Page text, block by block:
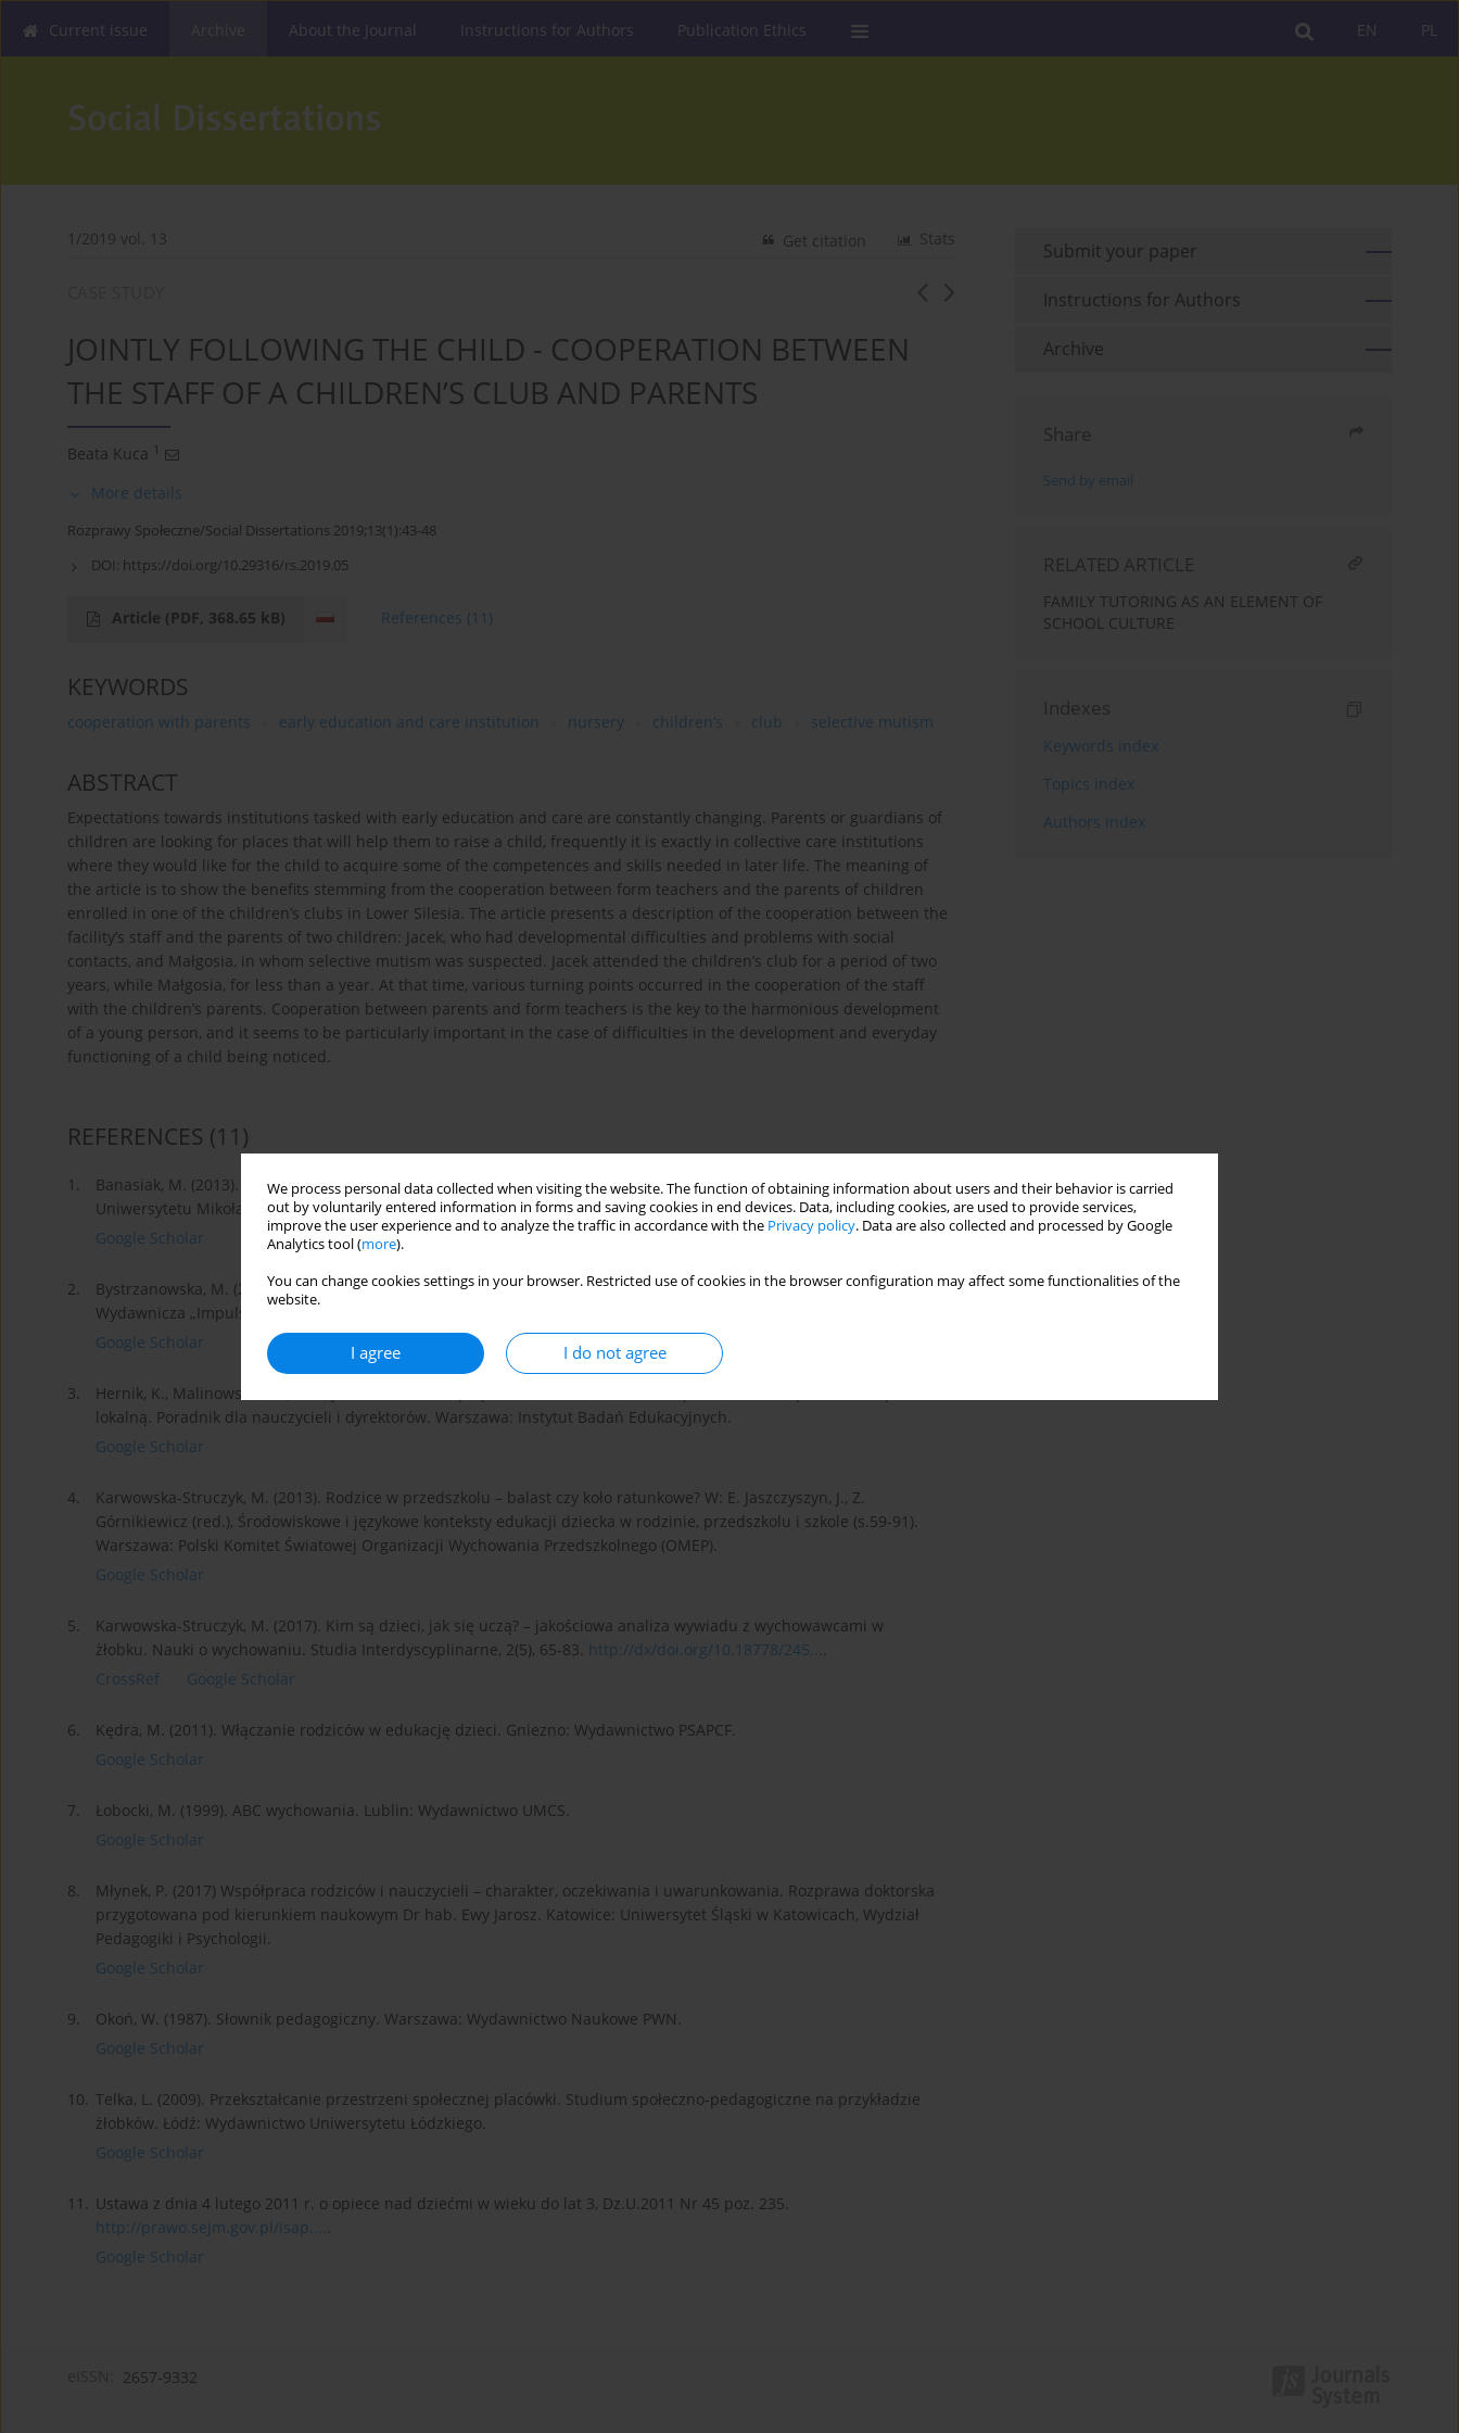
We process personal data collected when visiting the website. The function of obtaining information about users and their behavior is carried
out by voluntarily entered information in forms and saving cookies in end devices. Data, including cookies, are used to provide services,
improve the user experience and to analyze the traffic in accordance with the Privacy policy. Data are also collected and processed by Google
Analytics tool (more).
You can change cookies settings in your browser. Restricted use of cookies in the browser configuration may affect some functionalities of the
website.
I agree I do not agree
PL
EN
Current issue About the Journal Instructions for Authors Publication Ethics
1/2019 vol. 13 Stats
Get citation
JOINTLY FOLLOWING THE CHILD - COOPERATION BETWEEN
THE STAFF OF A CHILDREN’S CLUB AND PARENTS
Beata Kuca 1
More details
Rozprawy Społeczne/Social Dissertations 2019;13(1):43-48
DOI: https://doi.org/10.29316/rs.2019.05
Article (PDF, 368.65 kB) References (11)
KEYWORDS
cooperation with parents early education and care institution nursery children’s club selective mutism
ABSTRACT
Expectations towards institutions tasked with early education and care are constantly changing. Parents or guardians of
children are looking for places that will help them to raise a child, frequently it is exactly in collective care institutions
where they would like for the child to acquire some of the competences and skills needed in later life. The meaning of
the article is to show the benefits stemming from the cooperation between form teachers and the parents of children
enrolled in one of the children’s clubs in Lower Silesia. The article presents a description of the cooperation between the
facility’s staff and the parents of two children: Jacek, who had developmental difficulties and problems with social
contacts, and Małgosia, in whom selective mutism was suspected. Jacek attended the children’s club for a period of two
years, while Małgosia, for less than a year. At that time, various turning points occurred in the cooperation of the staff
with the children’s parents. Cooperation between parents and form teachers is the key to the harmonious development
of a young person, and it seems to be particularly important in the case of difficulties in the development and everyday
functioning of a child being noticed.
REFERENCES (11)
1.
Banasiak, M. (2013). Współpraca rodziców ze szkołą w kontekście reformy edukacji w Polsce, Toruń: Repozytorium
Uniwersytetu Mikołaja Kopernika. Pobrane z:https://repozytorium.umk.pl/bi....
Google Scholar
2.
Bystrzanowska, M. (2017). Mutyzm wybiórczy – Poradnik dla rodziców, nauczycieli i specjalistów, Kraków: Oficyna
Wydawnicza „Impuls”.
Google Scholar
3.
Hernik, K., Malinowska, K. (2015) Jak skutecznie współpracować i komunikować się z rodzicami i społecznością
lokalną. Poradnik dla nauczycieli i dyrektorów. Warszawa: Instytut Badań Edukacyjnych.
Google Scholar
4.
Karwowska-Struczyk, M. (2013). Rodzice w przedszkolu – balast czy koło ratunkowe? W: E. Jaszczyszyn, J., Z.
Górnikiewicz (red.), Środowiskowe i językowe konteksty edukacji dziecka w rodzinie, przedszkolu i szkole (s.59-91).
Warszawa: Polski Komitet Światowej Organizacji Wychowania Przedszkolnego (OMEP).
Google Scholar
5.
Karwowska-Struczyk, M. (2017). Kim są dzieci, jak się uczą? – jakościowa analiza wywiadu z wychowawcami w
żłobku. Nauki o wychowaniu. Studia Interdyscyplinarne, 2(5), 65-83. http://dx/doi.org/10.18778/245....
CrossRef
Google Scholar
6.
Kędra, M. (2011). Włączanie rodziców w edukację dzieci. Gniezno: Wydawnictwo PSAPCF.
Google Scholar
7.
Łobocki, M. (1999). ABC wychowania. Lublin: Wydawnictwo UMCS.
Google Scholar
8.
Młynek, P. (2017) Współpraca rodziców i nauczycieli – charakter, oczekiwania i uwarunkowania. Rozprawa doktorska
przygotowana pod kierunkiem naukowym Dr hab. Ewy Jarosz. Katowice: Uniwersytet Śląski w Katowicach, Wydział
Pedagogiki i Psychologii.
Google Scholar
9.
Okoń, W. (1987). Słownik pedagogiczny. Warszawa: Wydawnictwo Naukowe PWN.
Google Scholar
10. Telka, L. (2009). Przekształcanie przestrzeni społecznej placówki. Studium społeczno-pedagogiczne na przykładzie
żłobków. Łódź: Wydawnictwo Uniwersytetu Łódzkiego.
Google Scholar
11. Ustawa z dnia 4 lutego 2011 r. o opiece nad dziećmi w wieku do lat 3, Dz.U.2011 Nr 45 poz. 235.
http://prawo.sejm.gov.pl/isap.....
Google Scholar
Submit your paper
Instructions for Authors
Archive
Share
Send by email
RELATED ARTICLE
FAMILY TUTORING AS AN ELEMENT OF
SCHOOL CULTURE
Indexes
Keywords index
Topics index
Authors index
2657-9332